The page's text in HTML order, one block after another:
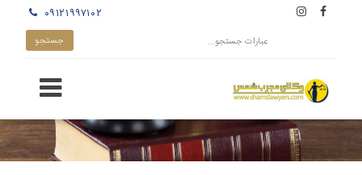
۰۹۱۲۱۹۹۷۱۰۲